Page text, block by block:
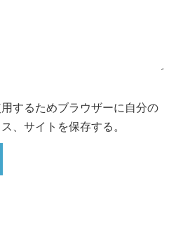
するためブラウザーに自分の
、サイトを保存する。